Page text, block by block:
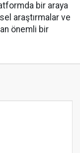
bir araya
araştırmalar ve
önemli bir